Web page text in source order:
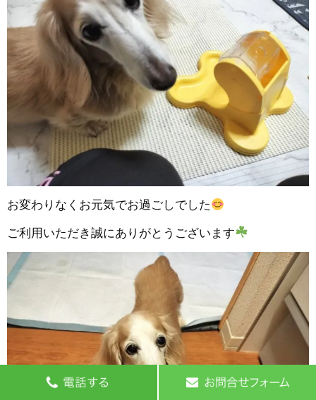
お変わりなくお元気でお過ごしでした
ご利用いただき誠にありがとうございます